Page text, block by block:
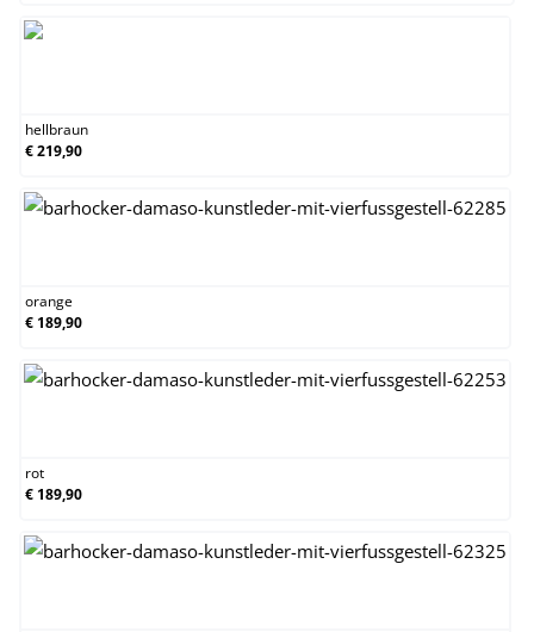
hellbraun
€ 219,90
orange
€ 189,90
rot
€ 189,90